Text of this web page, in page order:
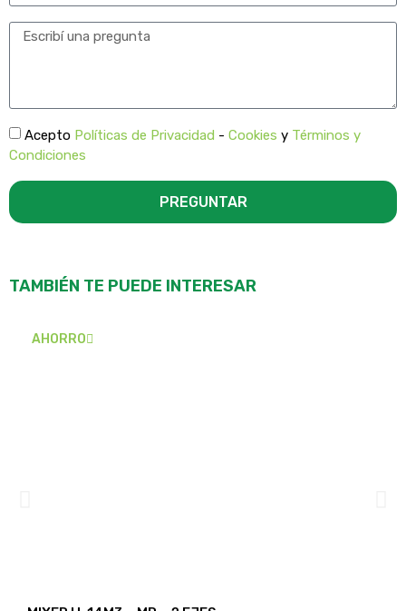
Acepto Políticas de Privacidad - Cookies y Términos y
Condiciones
PREGUNTAR
TAMBIÉN TE PUEDE INTERESAR
AHORRO